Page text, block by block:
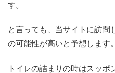
す。
と言っても、当サイトに訪問
の可能性が高いと予想します。
トイレの詰まりの時はスッ